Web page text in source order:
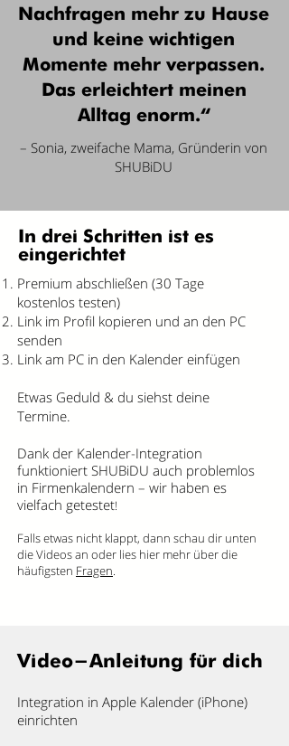
Nachfragen mehr zu Hause
und keine wichtigen
Momente mehr verpassen.
Das erleichtert meinen
Alltag enorm.“
– Sonia, zweifache Mama, Gründerin von
SHUBiDU
In drei Schritten ist es
eingerichtet
Premium abschließen (30 Tage
kostenlos testen)
Link im Profil kopieren und an den PC
senden
Link am PC in den Kalender einfügen
Etwas Geduld & du siehst deine
Termine.
Dank der Kalender-Integration
funktioniert SHUBiDU auch problemlos
in Firmenkalendern – wir haben es
vielfach getestet!
Falls etwas nicht klappt, dann schau dir unten
die Videos an oder lies hier mehr über die
häufigsten Fragen.
Video-Anleitung für dich
Integration in Apple Kalender (iPhone)
einrichten